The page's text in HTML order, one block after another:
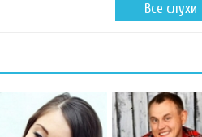
Все слухи